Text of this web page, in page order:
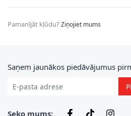
Pamanījāt kļūdu?Ziņojiet mums
E-pasta adrese
Saņem jaunākos piedāvājumus
Seko mums: